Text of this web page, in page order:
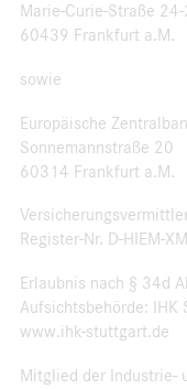
Marie-Curie-Straße 24-
60439 Frankfurt a.M.
sowie
Europäische
Sonnemannstraße 20
60314 Frankfurt a.M.
Register-Nr. D-HIEM-
Erlaubnis nach § 34d
Aufsichtsbehörde:
www.ihk-stuttgart.de
Mitglied der Industrie-